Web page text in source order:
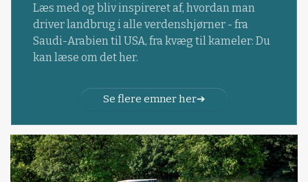
Læs med og bliv inspireret af, hvordan man
driver landbrug i alle verdenshjørner - fra
Saudi-Arabien til USA, fra kvæg til kameler: Du
kan læse om det her.
Se flere emner her